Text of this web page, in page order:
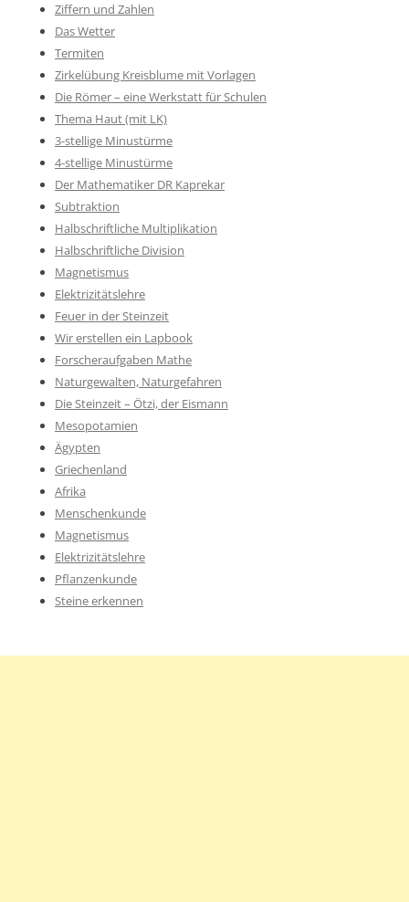
Ziffern und Zahlen
Das Wetter
Termiten
Zirkelübung Kreisblume mit Vorlagen
Die Römer – eine Werkstatt für Schulen
Thema Haut (mit LK)
3-stellige Minustürme
4-stellige Minustürme
Der Mathematiker DR Kaprekar
Subtraktion
Halbschriftliche Multiplikation
Halbschriftliche Division
Magnetismus
Elektrizitätslehre
Feuer in der Steinzeit
Wir erstellen ein Lapbook
Forscheraufgaben Mathe
Naturgewalten, Naturgefahren
Die Steinzeit – Ötzi, der Eismann
Mesopotamien
Ägypten
Griechenland
Afrika
Menschenkunde
Magnetismus
Elektrizitätslehre
Pflanzenkunde
Steine erkennen